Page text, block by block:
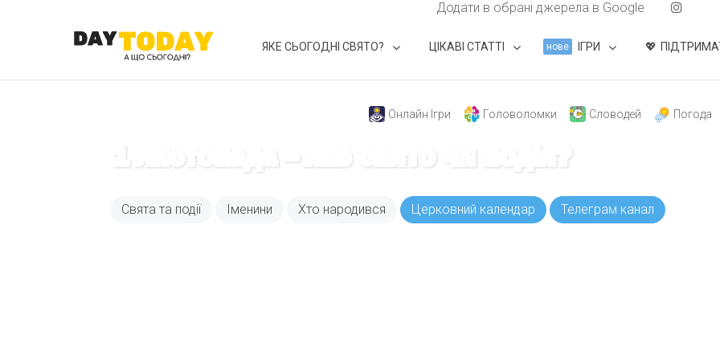
Додати в обрані джерела в Google
ЯКЕ СЬОГОДНІ СВЯТО? ЦІКАВІ СТАТТІ нове ІГРИ
Онлайн Ігри Головоломки Словодей Погода
1 листопада – яке свято чи подія?
Свята та події Іменини Хто народився Церковний календар Телеграм канал